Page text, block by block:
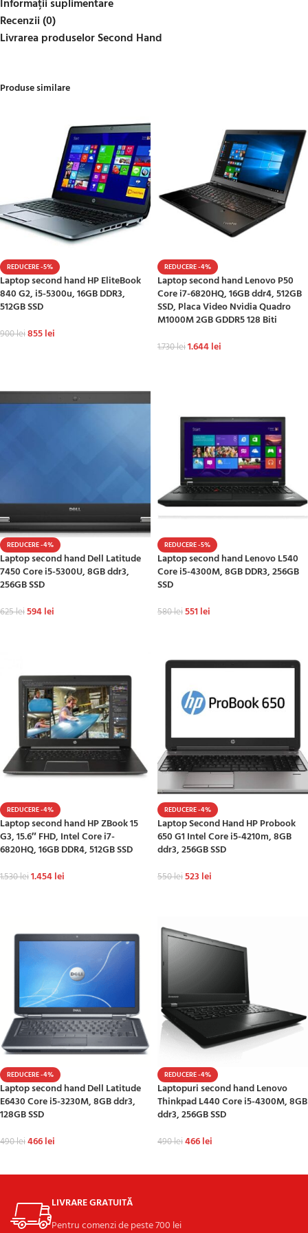
Informații suplimentare
Recenzii (0)
Livrarea produselor Second Hand
Produse similare
REDUCERE -5%
Laptop second hand HP EliteBook
840 G2, i5-5300u, 16GB DDR3,
512GB SSD
900lei855lei
REDUCERE -4%
Laptop second hand Lenovo P50
Core i7-6820HQ, 16GB ddr4, 512GB
SSD, Placa Video Nvidia Quadro
M1000M 2GB GDDR5 128 Biti
1.730lei1.644lei
REDUCERE -4%
Laptop second hand Dell Latitude
7450 Core i5-5300U, 8GB ddr3,
256GB SSD
625lei594lei
REDUCERE -5%
Laptop second hand Lenovo L540
Core i5-4300M, 8GB DDR3, 256GB
SSD
580lei551 lei
REDUCERE -4%
Laptop second hand HP ZBook 15
G3, 15.6″ FHD, Intel Core i7-
6820HQ, 16GB DDR4, 512GB SSD
1.530lei1.454lei
REDUCERE -4%
Laptop Second Hand HP Probook
650 G1 Intel Core i5-4210m, 8GB
ddr3, 256GB SSD
550lei523 lei
REDUCERE -4%
Laptop second hand Dell Latitude
E6430 Core i5-3230M, 8GB ddr3,
128GB SSD
490lei466lei
REDUCERE -4%
Laptopuri second hand Lenovo
Thinkpad L440 Core i5-4300M, 8GB
ddr3, 256GB SSD
490lei466lei
LIVRARE GRATUITĂ
Pentru comenzi de peste 700 lei